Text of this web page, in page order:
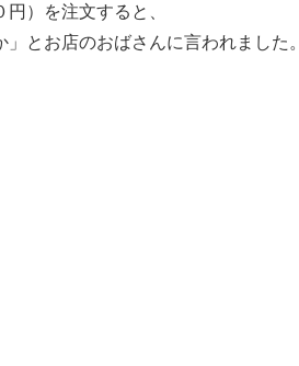
円）を注文すると、
とお店のおばさんに言われました。